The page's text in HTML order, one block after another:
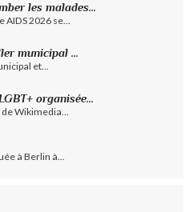
les malades...
2026 se...
municipal ...
et...
organisée...
Wikimedia...
à Berlin à...